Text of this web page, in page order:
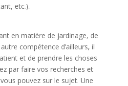
etc.).
en matière de jardinage, de
compétence d’ailleurs, il
et de prendre les choses
par faire vos recherches et
pouvez sur le sujet. Une